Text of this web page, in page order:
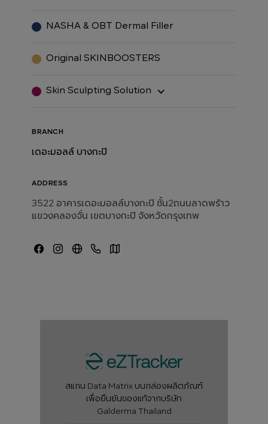
NASHA & OBT Dermal Filler
Original SKINBOOSTERS
Skin Sculpting Solution
BRANCH
เดอะมอลล์ บางกะปิ
ADDRESS
3522 อาคารเดอะมอลล์บางกะปิ ชั้น2ถนนลาดพร้าว
แขวงคลองจั่น เขตบางกะปิ จังหวัดกรุงเทพ
สแกน Data Matrix บนกล่องผลิตภัณฑ์
เพื่อยืนยันของแท้จากบริษัท
Galderma Thailand